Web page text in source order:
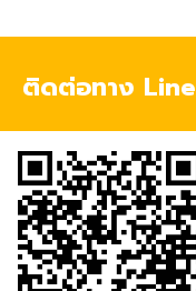
ติดต่อทาง Line